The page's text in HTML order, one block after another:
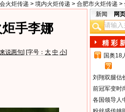
火炬传递 > 境内火炬传递 > 合肥市火炬传递 >
手李娜
说两句] [字号： 大 中 小]
新闻 网页
精 彩
1
国奥18
2
刘翔双腿估
前冠军变时
各国领导人